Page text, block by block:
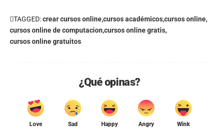
TAGGED:crear cursos onlinecursos académicoscursos online
cursos online de computacion cursos online gratis
cursos online gratuitos
¿Qué opinas?
Love Sad Happy Angry Wink